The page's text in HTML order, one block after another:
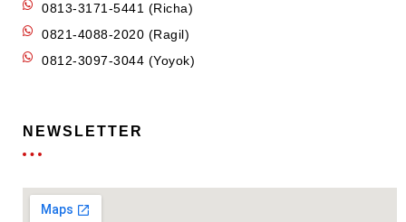
0813-3171-5441 (Richa)
0821-4088-2020 (Ragil)
0812-3097-3044 (Yoyok)
NEWSLETTER